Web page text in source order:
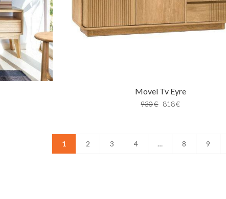
Movel Tv Eyre
930€ 818€
1 2 3 4 … 8 9